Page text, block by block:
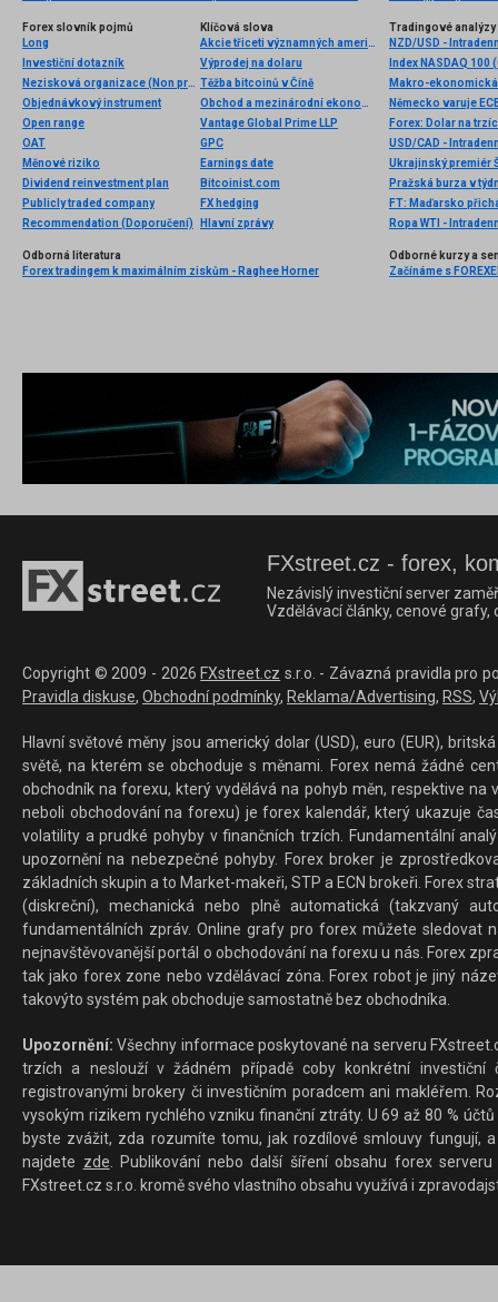
Forex slovník pojmů
Long
Investiční dotazník
Nezisková organizace (Non profit organization)
Objednávkový instrument
Open range
OAT
Měnové riziko
Dividend reinvestment plan
Publicly traded company
Recommendation (Doporučení)
Klíčová slova
Akcie třiceti významných amerických podniků
Výprodej na dolaru
Těžba bitcoinů v Číně
Obchod a mezinárodní ekonomika
Vantage Global Prime LLP
GPC
Earnings date
Bitcoinist.com
FX hedging
Hlavní zprávy
Tradingové analýzy
NZD/USD -
Index NASDAQ
Makro-
Německo varuje
USD/CAD -
Pražská burza v
FT: Maďarsko
Ropa WTI -
Odborná literatura
Forex tradingem k maximálním ziskům - Raghee Horner
Odborné kurzy a
Začínáme s
FXstreet.cz - forex,
Nezávislý investiční server
Vzdělávací články, cenové
Copyright © 2009 - 2026 FXstreet.cz s.r.o. - Závazná pravidla pro
Pravidla diskuse, Obchodní podmínky, Reklama/Advertising, RSS,
Hlavní světové měny jsou americký dolar (USD), euro (EUR),
světě, na kterém se obchoduje s měnami. Forex nemá žádné
obchodník na forexu, který vydělává na pohyb měn, respektive
neboli obchodování na forexu) je forex kalendář, který ukazuje
volatility a prudké pohyby v finančních trzích. Fundamentální
upozornění na nebezpečné pohyby. Forex broker je
základních skupin a to Market-makeři, STP a ECN brokeři. Forex
(diskreční), mechanická nebo plně automatická (takzvaný
fundamentálních zpráv. Online grafy pro forex můžete sledovat
nejnavštěvovanější portál o obchodování na forexu u nás. Forex
tak jako forex zone nebo vzdělávací zóna. Forex robot je jiný
takovýto systém pak obchoduje samostatně bez obchodníka.
Upozornění: Všechny informace poskytované na serveru
trzích a neslouží v žádném případě coby konkrétní investiční
registrovanými brokery či investičním poradcem ani makléřem.
vysokým rizikem rychlého vzniku finanční ztráty. U 69 až 80 %
byste zvážit, zda rozumíte tomu, jak rozdílové smlouvy fungují,
najdete zde. Publikování nebo další šíření obsahu forex
FXstreet.cz s.r.o. kromě svého vlastního obsahu využívá i